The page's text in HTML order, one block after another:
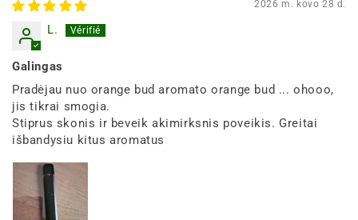
2026 m. kovo 28 d.
L.
Galingas
Pradėjau nuo orange bud aromato orange bud ... ohooo,
jis tikrai smogia.
Stiprus skonis ir beveik akimirksnis poveikis. Greitai
išbandysiu kitus aromatus